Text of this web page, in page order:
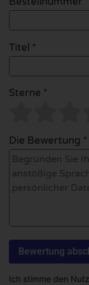
Titel *
Sterne *
Die Bewertung *
Ich stimme den